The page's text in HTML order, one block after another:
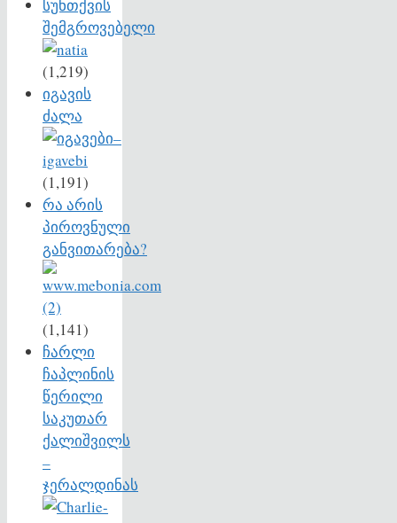
სუნთქვის
შემგროვებელი
(1,219)
იგავის
ძალა
(1,191)
რა არის
პიროვნული
განვითარება?
(1,141)
ჩარლი
ჩაპლინის
წერილი
საკუთარ
ქალიშვილს
–
ჯერალდინას